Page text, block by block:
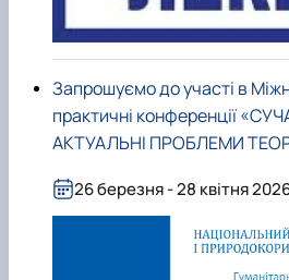
Запрошуємо до участі в
практичні конференції
АКТУАЛЬНІ ПРОБЛЕМИ
26 березня - 28 квітня